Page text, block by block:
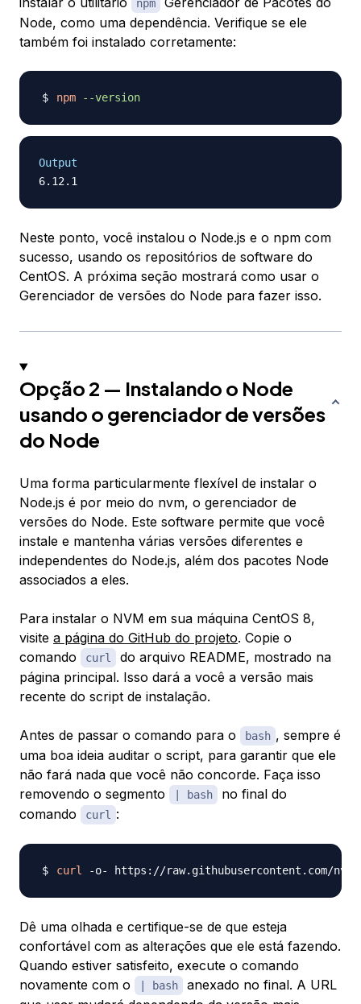
npm
Node, como uma dependência. Verifique se ele
também foi instalado corretamente:
npm --version
Output
Neste ponto, você instalou o Node.js e o npm com
sucesso, usando os repositórios de software do
CentOS. A próxima seção mostrará como usar o
Gerenciador de versões do Node para fazer isso.
Opção 2 — Instalando o Node
usando o gerenciador de versões
do Node
Uma forma particularmente flexível de instalar o
Node.js é por meio do nvm, o gerenciador de
versões do Node. Este software permite que você
instale e mantenha várias versões diferentes e
independentes do Node.js, além dos pacotes Node
associados a eles.
Para instalar o NVM em sua máquina CentOS 8,
visite a página do GitHub do projeto. Copie o
comando
curl
do arquivo README, mostrado na
página principal. Isso dará a você a versão mais
recente do script de instalação.
Antes de passar o comando para o bash , sempre é
uma boa ideia auditar o script, para garantir que ele
não fará nada que você não concorde. Faça isso
removendo o segmento
| bash
no final do
comando
curl :
curl
Dê uma olhada e certifique-se de que esteja
confortável com as alterações que ele está fazendo.
Quando estiver satisfeito, execute o comando
novamente com o
| bash
anexado no final. A URL